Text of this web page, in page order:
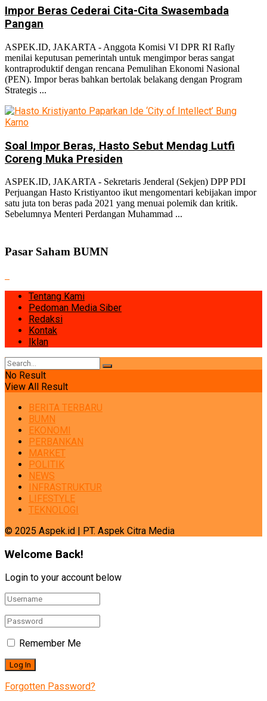
No Result
View All Result
Impor Beras Cederai Cita-Cita Swasembada
Pangan
ASPEK.ID, JAKARTA - Anggota Komisi VI DPR RI Rafly
menilai keputusan pemerintah untuk mengimpor beras sangat
kontraproduktif dengan rencana Pemulihan Ekonomi Nasional
(PEN). Impor beras bahkan bertolak belakang dengan Program
Strategis ...
Soal Impor Beras, Hasto Sebut Mendag Lutfi
Coreng Muka Presiden
ASPEK.ID, JAKARTA - Sekretaris Jenderal (Sekjen) DPP PDI
Perjuangan Hasto Kristiyantoo ikut mengomentari kebijakan impor
satu juta ton beras pada 2021 yang menuai polemik dan kritik.
Sebelumnya Menteri Perdangan Muhammad ...
Pasar Saham BUMN
Tentang Kami
Pedoman Media Siber
Redaksi
Kontak
Iklan
No Result
View All Result
BERITA TERBARU
BUMN
EKONOMI
PERBANKAN
MARKET
POLITIK
NEWS
INFRASTRUKTUR
LIFESTYLE
TEKNOLOGI
© 2025 Aspek.id | PT. Aspek Citra Media
Welcome Back!
Login to your account below
Remember Me
Forgotten Password?